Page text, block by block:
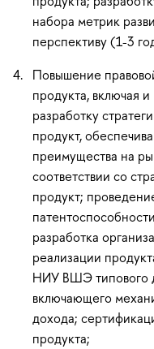
набора метрик
перспективу (1-3
Повышение
продукта, включая
разработку
продукт,
преимущества на
соответствии со
продукт;
разработка
реализации
НИУ ВШЭ типового
включающего
дохода;
продукта;